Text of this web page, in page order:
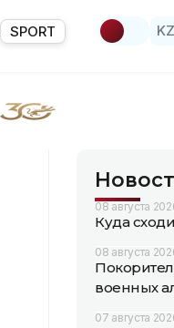
SPORT KZ
08 августа
Куда
08 августа
военных
07 августа